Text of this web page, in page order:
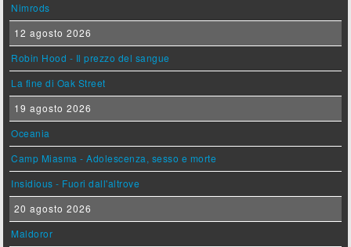
Nimrods
12 agosto 2026
Robin Hood - Il prezzo del sangue
La fine di Oak Street
19 agosto 2026
Oceania
Camp Miasma - Adolescenza, sesso e morte
Insidious - Fuori dall'altrove
20 agosto 2026
Maldoror